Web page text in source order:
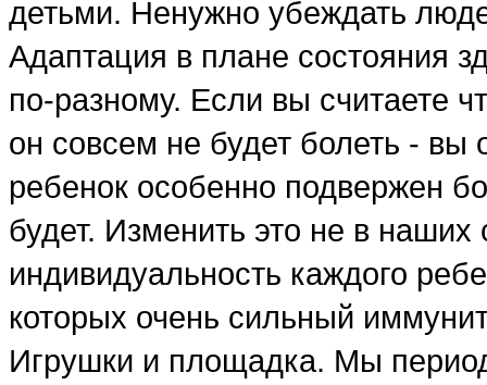
детьми. Ненужно убеждать
Адаптация в плане состояния
по-разному. Если вы считаете
он совсем не будет болеть -
ребенок особенно подвержен
будет. Изменить это не в
индивидуальность каждого
которых очень сильный
Игрушки и площадка. Мы